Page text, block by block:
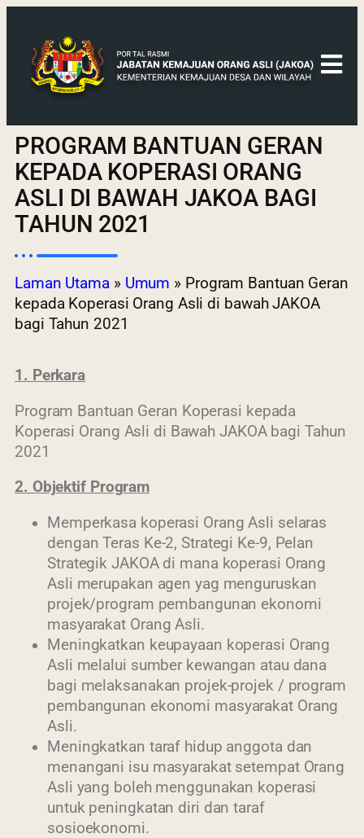
PROGRAM BANTUAN GERAN
KEPADA KOPERASI ORANG
ASLI DI BAWAH JAKOA BAGI
TAHUN 2021
Laman Utama» Umum » Program Bantuan Geran
kepada Koperasi Orang Asli di bawah JAKOA
bagi Tahun 2021
1. Perkara
Program Bantuan Geran Koperasi kepada
Koperasi Orang Asli di Bawah JAKOA bagi Tahun
2021
2. Objektif Program
Memperkasa koperasi Orang Asli selaras
dengan Teras Ke-2, Strategi Ke-9, Pelan
Strategik JAKOA di mana koperasi Orang
Asli merupakan agen yag menguruskan
projek/program pembangunan ekonomi
masyarakat Orang Asli.
Meningkatkan keupayaan koperasi Orang
Asli melalui sumber kewangan atau dana
bagi melaksanakan projek-projek / program
pembangunan ekonomi masyarakat Orang
Asli.
Meningkatkan taraf hidup anggota dan
menangani isu masyarakat setempat Orang
Asli yang boleh menggunakan koperasi
untuk peningkatan diri dan taraf
sosioekonomi.